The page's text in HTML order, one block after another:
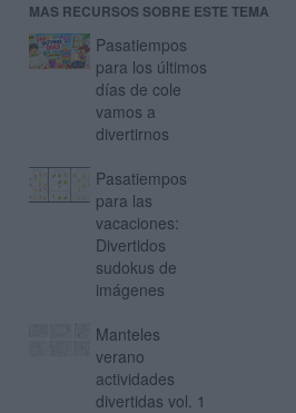
MAS RECURSOS SOBRE ESTE TEMA
Pasatiempos
para los últimos
días de cole
vamos a
divertirnos
Pasatiempos
para las
vacaciones:
Divertidos
sudokus de
imágenes
Manteles
verano
actividades
divertidas vol. 1